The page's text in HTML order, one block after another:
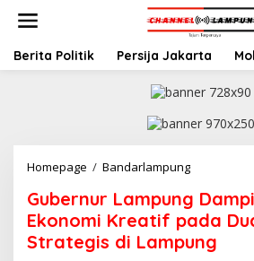
t
Berita Politik Persija Jakarta
Homepage / Bandarlampung
b
e
r
n
Gubernur Lampung
Ekonomi Kreatif pada
Strategis di Lampung